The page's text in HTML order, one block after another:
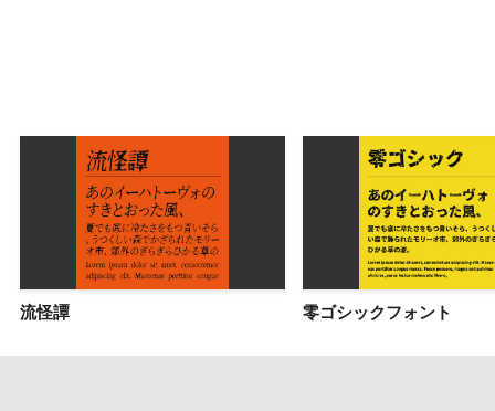
流怪譚 零ゴシックフォント